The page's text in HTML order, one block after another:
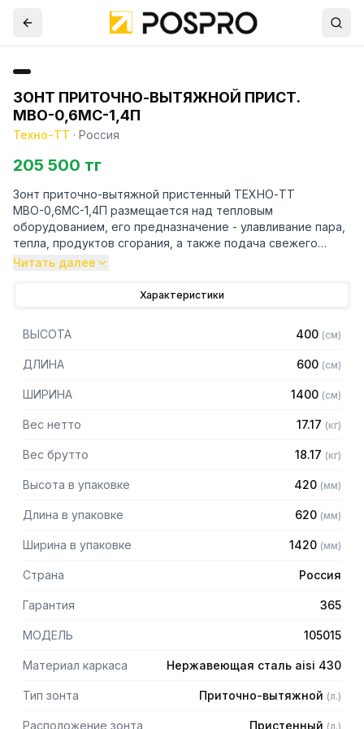
ЗОНТ ПРИТОЧНО-ВЫТЯЖНОЙ ПРИСТ.
МВО-0,6МС-1,4П
Техно-ТТ · Россия
205 500 тг
Зонт приточно-вытяжной пристенный ТЕХНО-ТТ
МВО-0,6МС-1,4П размещается над тепловым
оборудованием, его предназначение - улавливание пара,
тепла, продуктов сгорания, а также подача свежего
воздуха, что благоприятно сказывается на микроклимате
предметах мебели и кухонной утвари. Поэтому это
оборудование формирует микроклимат в помещении и
защищает сотрудников горячего цеха.
— Бескаркасный
0,8мм
— Поставляется в собранном виде
Читать далее
Характеристики
ВЫСОТА 400 (см)
ДЛИНА 600 (см)
ШИРИНА 1400 (см)
Вес нетто 17.17 (кг)
Вес брутто 18.17 (кг)
Высота в упаковке 420 (мм)
Длина в упаковке 620 (мм)
Ширина в упаковке 1420 (мм)
Страна Россия
Гарантия 365
МОДЕЛЬ 105015
Материал каркаса Нержавеющая сталь aisi 430
Тип зонта Приточно-вытяжной (л.)
Расположение зонта Пристенный (л.)